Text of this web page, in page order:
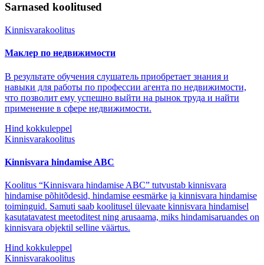
Sarnased koolitused
Kinnisvarakoolitus
Маклер по недвижимости
В результате обучения слушатель приобретает знания и
навыки для работы по профессии агента по недвижимости,
что позволит ему успешно выйти на рынок труда и найти
применение в сфере недвижимости.
Hind kokkuleppel
Kinnisvarakoolitus
Kinnisvara hindamise ABC
Koolitus “Kinnisvara hindamise ABC” tutvustab kinnisvara
hindamise põhitõdesid, hindamise eesmärke ja kinnisvara hindamise
toiminguid. Samuti saab koolitusel ülevaate kinnisvara hindamisel
kasutatavatest meetoditest ning arusaama, miks hindamisaruandes on
kinnisvara objektil selline väärtus.
Hind kokkuleppel
Kinnisvarakoolitus